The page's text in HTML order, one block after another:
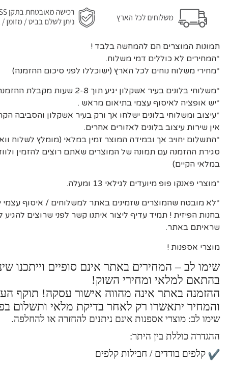
תמונות המוצרים הם להמחשה בלבד !
*המחירים לא כוללים דמי משלוח.
*מחירי משלוח נוחים לכל הארץ (ישוכללו לפני סיכום ההזמנה)
*משלוחי בלונים בעיר אשקלון יגיע תוך 2-8 שעות מקבלת ההזמנה ואישורה.
*יש אופציה לאיסוף עצמי בתיאום מראש .
*עיצוב ומשלוחי בלונים ישלחו אך ורק בעיר אשקלון והסביבה
אין שירות עיצוב בלונים לאזורים אחרים.
*התשלום יחויב אך ובמידה המוצר זמין במלאי (מומלץ לשלוח
סגירת ההזמנה עם תמונה של המוצרים שאתם רוצים להזמין
במלאי הקיים)
*מוצרי פאנקו פופ מיועדים לגילאי 13 ומעלה.
*לא מובטח שהמוצרים שזמינים באתר למשלוחים / איסוף עצמי
בחנות הפיזית ! תמיד עדיף ליצור איתנו קשר לפני שרוצים
שראיתם באתר.
מוצרי אספנות !
שימו לב – המחירים באתר אינם סופיים וייתכנו
בהתאם למלאי ומחירי השוק!
ההזמנה באתר אינה מהווה אישור עסקה! תוקף
והמחיר יתאשרו רק לאחר בדיקת מלאי ותשלום
שימו לב: מוצרי אספנות אינם ניתנים להחזרה או להחלפה.
ההגדרה כוללת בין היתר:
קלפים בודדים / חבילות קלפים